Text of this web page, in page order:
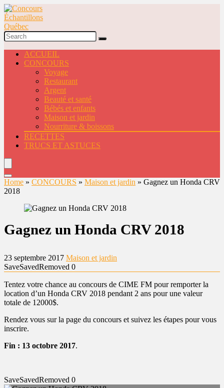
ACCUEIL
CONCOURS
Voyage
Restaurant
Argent
Beauté et santé
Bébés et enfants
Maison et jardin
Nourriture & boissons
RECETTES
TRUCS ET ASTUCES
Home » CONCOURS » Maison et jardin » Gagnez un Honda CRV
2018
Gagnez un Honda CRV 2018
23 septembre 2017 Maison et jardin
SaveSavedRemoved 0
Tentez votre chance au concours de CIME FM pour remporter la
location d’un Honda CRV 2018 pendant 2 ans pour une valeur
totale de 12000$.
Rendez vous sur la page du concours et suivez les étapes pour vous
inscrire.
Fin : 13 octobre 2017.
SaveSavedRemoved 0